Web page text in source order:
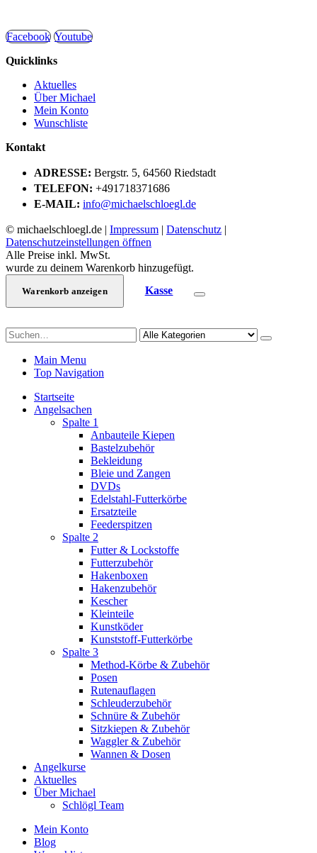
Facebook Youtube
Quicklinks
Aktuelles
Über Michael
Mein Konto
Wunschliste
Kontakt
ADRESSE: Bergstr. 5, 64560 Riedstadt
TELEFON: +491718371686
E-MAIL: info@michaelschloegl.de
© michaelschloegl.de | Impressum | Datenschutz |
Datenschutzeinstellungen öffnen
Alle Preise inkl. MwSt.
wurde zu deinem Warenkorb hinzugefügt.
Warenkorb anzeigen Kasse
Main Menu
Top Navigation
Startseite
Angelsachen
Spalte 1
Anbauteile Kiepen
Bastelzubehör
Bekleidung
Bleie und Zangen
DVDs
Edelstahl-Futterkörbe
Ersatzteile
Feederspitzen
Spalte 2
Futter & Lockstoffe
Futterzubehör
Hakenboxen
Hakenzubehör
Kescher
Kleinteile
Kunstköder
Kunststoff-Futterkörbe
Spalte 3
Method-Körbe & Zubehör
Posen
Rutenauflagen
Schleuderzubehör
Schnüre & Zubehör
Sitzkiepen & Zubehör
Waggler & Zubehör
Wannen & Dosen
Angelkurse
Aktuelles
Über Michael
Schlögl Team
Mein Konto
Blog